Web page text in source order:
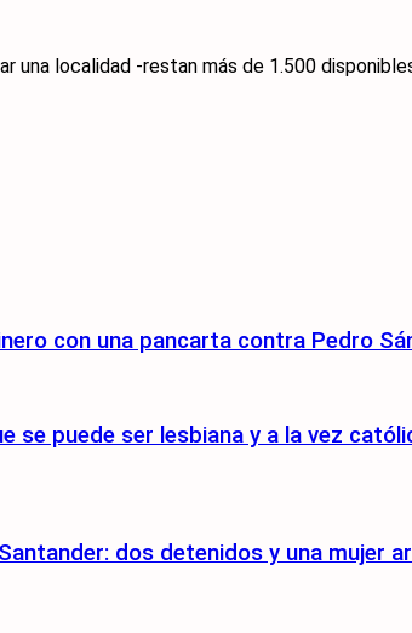
una localidad -restan más de 1.500
con una pancarta contra Pedro
se puede ser lesbiana y a la vez
dos detenidos y una mujer